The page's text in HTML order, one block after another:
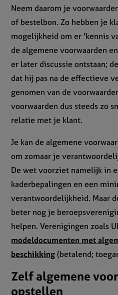
Neem daarom je
of bestelbon. Zo hebben je
mogelijkheid om er 'kennis
de algemene voorwaarden
er later discussie ontstaan;
dat hij pas na de effectieve
genomen van de
voorwaarden dus steeds zo
relatie met je klant.
Je kan de algemene
om zomaar je
De wet voorziet namelijk in
kaderbepalingen en een
verantwoordelijkheid. Maar
beter nog je
helpen. Verenigingen zoals
modeldocumenten met
beschikking(betalend;
Zelf algemene
opstellen